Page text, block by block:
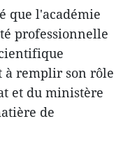
que l'académie
professionnelle
à remplir son rôle
et du ministère
de